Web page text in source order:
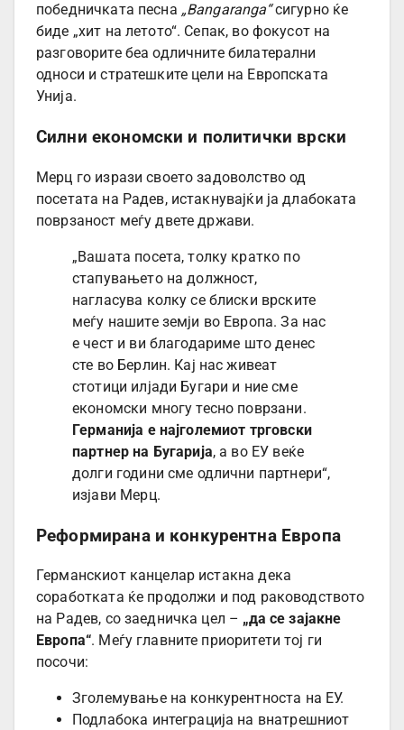
победничката песна „Bangaranga“сигурно ќе
биде „хит на летото“. Сепак, во фокусот на
разговорите беа одличните билатерални
односи и стратешките цели на Европската
Унија.
Силни економски и политички врски
Мерц го изрази своето задоволство од
посетата на Радев, истакнувајќи ја длабоката
поврзаност меѓу двете држави.
„Вашата посета, толку кратко по
стапувањето на должност,
нагласува колку се блиски врските
меѓу нашите земји во Европа. За нас
е чест и ви благодариме што денес
сте во Берлин. Кај нас живеат
стотици илјади Бугари и ние сме
економски многу тесно поврзани.
Германија е најголемиот трговски
партнер на Бугарија, а во ЕУ веќе
долги години сме одлични партнери“,
изјави Мерц.
Реформирана и конкурентна Европа
Германскиот канцелар истакна дека
соработката ќе продолжи и под раководството
на Радев, со заедничка цел – „да се зајакне
Европа“. Меѓу главните приоритети тој ги
посочи:
Зголемување на конкурентноста на ЕУ.
Подлабока интеграција на внатрешниот